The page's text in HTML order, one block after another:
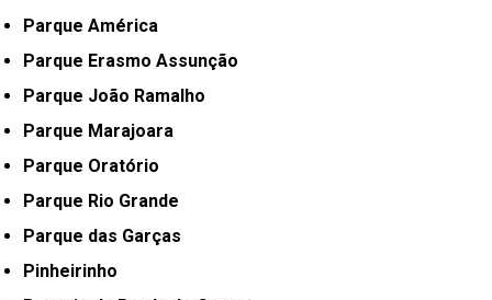
Parque América
Parque Erasmo Assunção
Parque João Ramalho
Parque Marajoara
Parque Oratório
Parque Rio Grande
Parque das Garças
Pinheirinho